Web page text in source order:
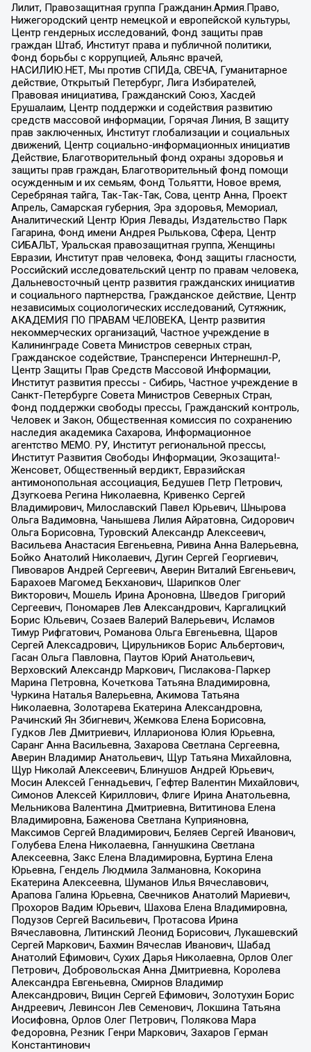
Лилит, Правозащитная группа Гражданин.Армия.Право,
Нижегородский центр немецкой и европейской культуры,
Центр гендерных исследований, Фонд защиты прав
граждан Штаб, Институт права и публичной политики,
Фонд борьбы с коррупцией, Альянс врачей,
НАСИЛИЮ.НЕТ, Мы против СПИДа, СВЕЧА, Гуманитарное
действие, Открытый Петербург, Лига Избирателей,
Правовая инициатива, Гражданский Союз, Хасдей
Ерушалаим, Центр поддержки и содействия развитию
средств массовой информации, Горячая Линия, В защиту
прав заключенных, Институт глобализации и социальных
движений, Центр социально-информационных инициатив
Действие, Благотворительный фонд охраны здоровья и
защиты прав граждан, Благотворительный фонд помощи
осужденным и их семьям, Фонд Тольятти, Новое время,
Серебряная тайга, Так-Так-Так, Сова, центр Анна, Проект
Апрель, Самарская губерния, Эра здоровья, Мемориал,
Аналитический Центр Юрия Левады, Издательство Парк
Гагарина, Фонд имени Андрея Рылькова, Сфера, Центр
СИБАЛЬТ, Уральская правозащитная группа, Женщины
Евразии, Институт прав человека, Фонд защиты гласности,
Российский исследовательский центр по правам человека,
Дальневосточный центр развития гражданских инициатив
и социального партнерства, Гражданское действие, Центр
независимых социологических исследований, Сутяжник,
АКАДЕМИЯ ПО ПРАВАМ ЧЕЛОВЕКА, Центр развития
некоммерческих организаций, Частное учреждение в
Калининграде Совета Министров северных стран,
Гражданское содействие, Трансперенси Интернешнл-Р,
Центр Защиты Прав Средств Массовой Информации,
Институт развития прессы - Сибирь, Частное учреждение в
Санкт-Петербурге Совета Министров Северных Стран,
Фонд поддержки свободы прессы, Гражданский контроль,
Человек и Закон, Общественная комиссия по сохранению
наследия академика Сахарова, Информационное
агентство МЕМО. РУ, Институт региональной прессы,
Институт Развития Свободы Информации, Экозащита!-
Женсовет, Общественный вердикт, Евразийская
антимонопольная ассоциация, Бедушев Петр Петрович,
Дзугкоева Регина Николаевна, Кривенко Сергей
Владимирович, Милославский Павел Юрьевич, Шнырова
Ольга Вадимовна, Чанышева Лилия Айратовна, Сидорович
Ольга Борисовна, Туровский Александр Алексеевич,
Васильева Анастасия Евгеньевна, Ривина Анна Валерьевна,
Бойко Анатолий Николаевич, Дугин Сергей Георгиевич,
Пивоваров Андрей Сергеевич, Аверин Виталий Евгеньевич,
Барахоев Магомед Бекханович, Шарипков Олег
Викторович, Мошель Ирина Ароновна, Шведов Григорий
Сергеевич, Пономарев Лев Александрович, Каргалицкий
Борис Юльевич, Созаев Валерий Валерьевич, Исламов
Тимур Рифгатович, Романова Ольга Евгеньевна, Щаров
Сергей Алексадрович, Цирульников Борис Альбертович,
Гасан Ольга Павловна, Паутов Юрий Анатольевич,
Верховский Александр Маркович, Пислакова-Паркер
Марина Петровна, Кочеткова Татьяна Владимировна,
Чуркина Наталья Валерьевна, Акимова Татьяна
Николаевна, Золотарева Екатерина Александровна,
Рачинский Ян Збигневич, Жемкова Елена Борисовна,
Гудков Лев Дмитриевич, Илларионова Юлия Юрьевна,
Саранг Анна Васильевна, Захарова Светлана Сергеевна,
Аверин Владимир Анатольевич, Щур Татьяна Михайловна,
Щур Николай Алексеевич, Блинушов Андрей Юрьевич,
Мосин Алексей Геннадьевич, Гефтер Валентин Михайлович,
Симонов Алексей Кириллович, Флиге Ирина Анатольевна,
Мельникова Валентина Дмитриевна, Вититинова Елена
Владимировна, Баженова Светлана Куприяновна,
Максимов Сергей Владимирович, Беляев Сергей Иванович,
Голубева Елена Николаевна, Ганнушкина Светлана
Алексеевна, Закс Елена Владимировна, Буртина Елена
Юрьевна, Гендель Людмила Залмановна, Кокорина
Екатерина Алексеевна, Шуманов Илья Вячеславович,
Арапова Галина Юрьевна, Свечников Анатолий Мариевич,
Прохоров Вадим Юрьевич, Шахова Елена Владимировна,
Подузов Сергей Васильевич, Протасова Ирина
Вячеславовна, Литинский Леонид Борисович, Лукашевский
Сергей Маркович, Бахмин Вячеслав Иванович, Шабад
Анатолий Ефимович, Сухих Дарья Николаевна, Орлов Олег
Петрович, Добровольская Анна Дмитриевна, Королева
Александра Евгеньевна, Смирнов Владимир
Александрович, Вицин Сергей Ефимович, Золотухин Борис
Андреевич, Левинсон Лев Семенович, Локшина Татьяна
Иосифовна, Орлов Олег Петрович, Полякова Мара
Федоровна, Резник Генри Маркович, Захаров Герман
Константинович